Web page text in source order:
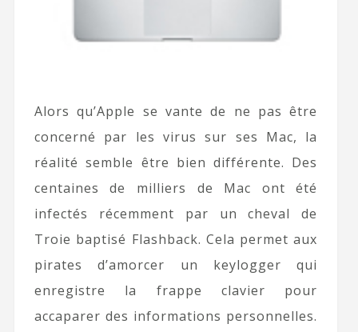
Alors qu’Apple se vante de ne pas être
concerné par les virus sur ses Mac, la
réalité semble être bien différente. Des
centaines de milliers de Mac ont été
infectés récemment par un cheval de
Troie baptisé Flashback. Cela permet aux
pirates d’amorcer un keylogger qui
enregistre la frappe clavier pour
accaparer des informations personnelles.